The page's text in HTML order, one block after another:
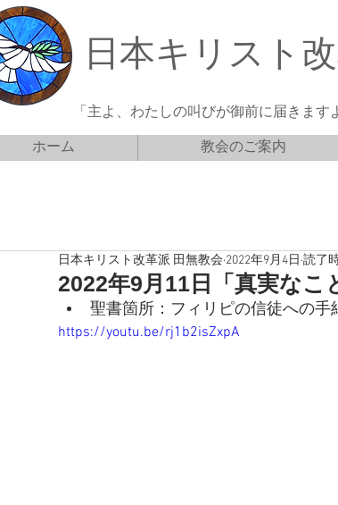
日本キリスト
「主よ、わたしの叫びが御前に届きま
ホーム
教会のご案内
2022年9月11日「真実なこ
日本キリスト改革派 田無教会 2022年9月4日 読了
聖書箇所：フィリピの信徒への手
https://youtu.be/rj1b2isZxpA